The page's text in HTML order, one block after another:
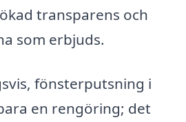
transparens och
som erbjuds.
fönsterputsning i
en rengöring; det